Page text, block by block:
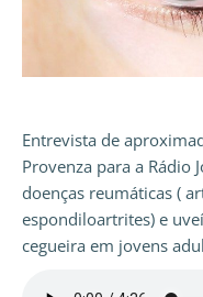
Entrevista de
Provenza para a Rádio
doenças reumáticas (
espondiloartrites) e
cegueira em jovens